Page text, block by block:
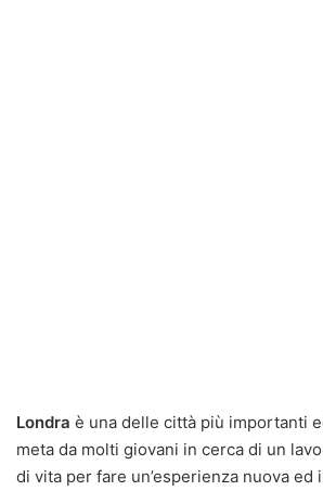
Londra è una delle città più importanti
meta da molti giovani in cerca di un
di vita per fare un’esperienza nuova ed